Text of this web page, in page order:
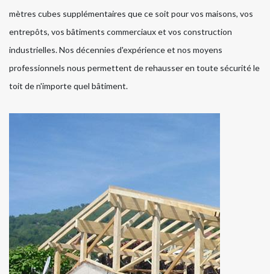
mètres cubes supplémentaires que ce soit pour vos maisons, vos
entrepôts, vos bâtiments commerciaux et vos construction
industrielles. Nos décennies d'expérience et nos moyens
professionnels nous permettent de rehausser en toute sécurité le
toit de n'importe quel bâtiment.